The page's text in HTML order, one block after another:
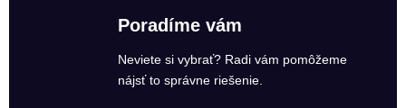
Poradíme vám
Neviete si vybrať? Radi vám pomôžeme
nájsť to správne riešenie.